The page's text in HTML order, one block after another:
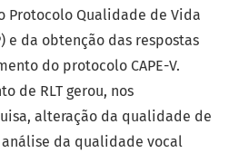
Protocolo Qualidade de Vida
e da obtenção das respostas
do protocolo CAPE-V.
de RLT gerou, nos
alteração da qualidade de
da qualidade vocal